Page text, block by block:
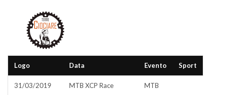
Logo Data Evento Sport
31/03/2019 MTB XCP Race MTB